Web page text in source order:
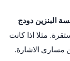
البنزين دودج
مثلا اذا كانت
مساري الاشارة.